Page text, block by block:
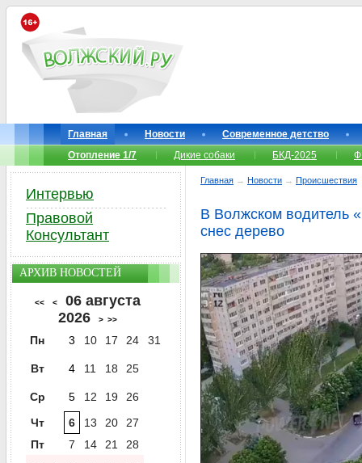
Главная Новости
Современное детство
Отопление 1/7
Дикие собаки БКД-2025
Главная → Новости → Происшествия
В Волжском водитель
снес дерево
Интервью
Правовой
Консультант
АРХИВ НОВОСТЕЙ
<< <
06 августа
2026
> >>
Пн 3 10 17 24 31
Вт 4 11 18 25
Ср 5 12 19
26
Чт
6 13 20
27
Пт
7 14 21
28